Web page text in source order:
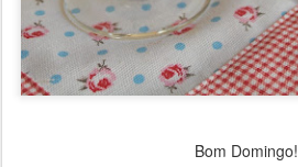
Bom Domingo!